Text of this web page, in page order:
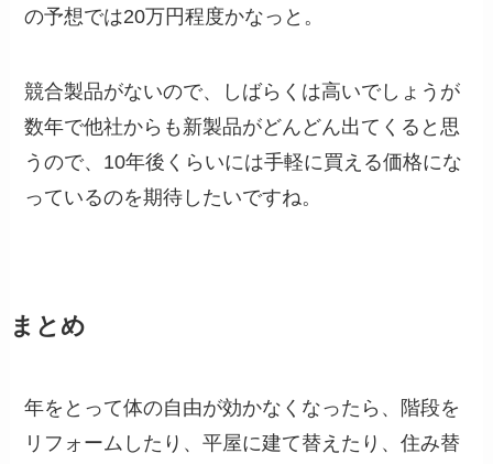
の予想では20万円程度かなっと。
競合製品がないので、しばらくは高いでしょうが
数年で他社からも新製品がどんどん出てくると思
うので、10年後くらいには手軽に買える価格にな
っているのを期待したいですね。
まとめ
年をとって体の自由が効かなくなったら、階段を
リフォームしたり、平屋に建て替えたり、住み替